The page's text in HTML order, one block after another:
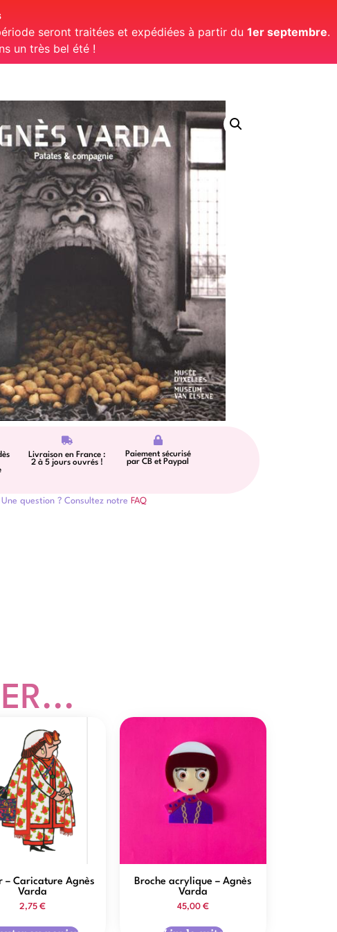
seront traitées et expédiées à partir du 1er septembre.
un très bel été !
Livraison en France :
2 à 5 jours ouvrés !
Paiement sécurisé
par CB et Paypal
Une question ? Consultez notre FAQ
– Caricature Agnès
Varda
2,75 €
Broche acrylique – Agnès
Varda
45,00 €